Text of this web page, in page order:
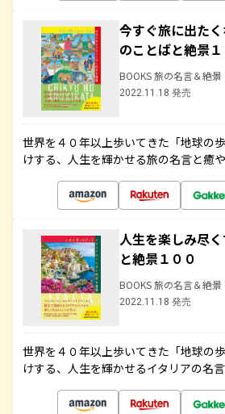
今すぐ旅に出た
のことばと絶景１
BOOKS 旅の名言＆絶景
2022.11.18 発売
世界を４０年以上歩いてきた「地球の
けする、人生を輝かせる旅の名言と癒
人生を楽しみ尽
と絶景１００
BOOKS 旅の名言＆絶景
2022.11.18 発売
世界を４０年以上歩いてきた「地球の
けする、人生を輝かせるイタリアの名